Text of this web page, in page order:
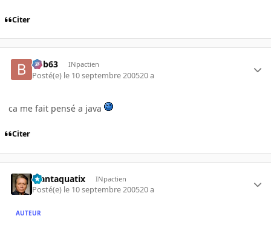
Citer
bob63 INpactien
Posté(e) le 10 septembre 200520 a
ca me fait pensé a java
Citer
Plantaquatix INpactien
Posté(e) le 10 septembre 200520 a
AUTEUR